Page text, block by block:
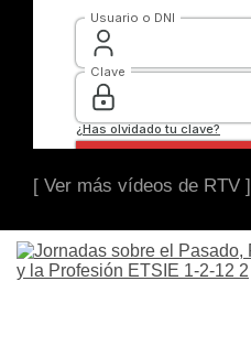
[ Ver más vídeos de RTV ]